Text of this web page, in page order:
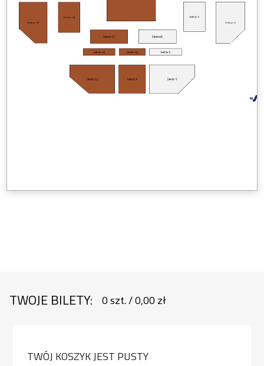
Sektor 5
Sektor 6
Sektor 7
Sektor 8
Sektor 9
Sektor 10
Sektor 11
Sektor 12
Sektor 13
Sektor 14
Sektor 27 Sektor28
TWOJE BILETY: 0szt./0,00 zł
TWÓJ KOSZYK JEST PUSTY